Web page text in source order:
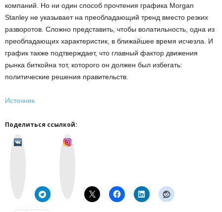
компаний. Но ни один способ прочтения графика Morgan
Stanley не указывает на преобладающий тренд вместо резких
разворотов. Сложно представить, чтобы волатильность, одна из
преобладающих характеристик, в ближайшее время исчезла. И
график также подтверждает, что главный фактор движения
рынка биткойна тот, которого он должен был избегать:
политические решения правительств.
Источник
Поделиться ссылкой: